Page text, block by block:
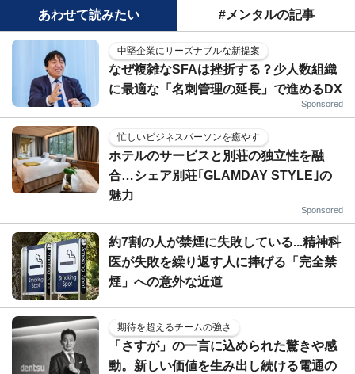
あわせて読みたい #メンタルの記事
中堅企業にリーズナブルな新提案
なぜ複雑なSFAは挫折する？少人数組織
に最適な「名刺管理の延長」で進めるDX
Sponsored
忙しいビジネスパーソンを癒やす
ホテルのサービスと別荘の独立性を融
合…シェア別荘｢GLAMDAY STYLE｣の
魅力
Sponsored
約7割の人が禁煙に失敗している...精神科
医が失敗を繰り返す人に捧げる「完全禁
煙」への意外な近道
期待を超えるチームの強さ
「さすが」の一言に込められた驚きや感
動。新しい価値を生み出し続ける電通の